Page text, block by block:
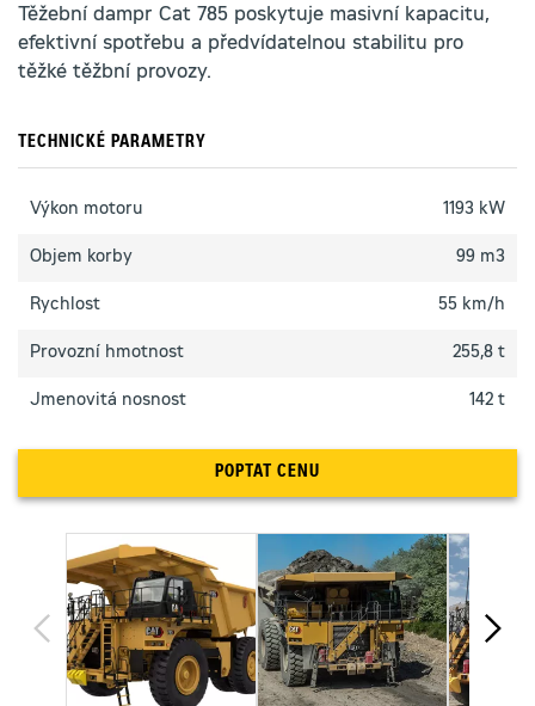
Těžební dampr Cat 785 poskytuje masivní kapacitu,
efektivní spotřebu a předvídatelnou stabilitu pro
těžké těžbní provozy.
TECHNICKÉ PARAMETRY
Výkon motoru 1193 kW
Objem korby 99 m3
Rychlost 55 km/h
Provozní hmotnost 255,8 t
Jmenovitá nosnost 142 t
POPTAT CENU